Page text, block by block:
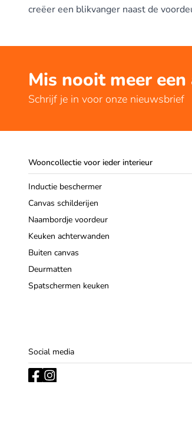
creëer een blikvanger naast de
Mis nooit meer
Schrijf je in voor onze nieuwsbrief
Wooncollectie voor ieder interieur
Inductie beschermer
Canvas schilderijen
Naambordje voordeur
Keuken achterwanden
Buiten canvas
Deurmatten
Spatschermen keuken
Social media